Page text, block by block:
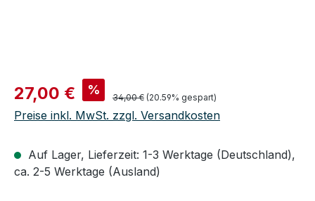
Verkaufspreis:
27,00 € % Regulärer Preis:
34,00 € (20.59% gespart)
Preise inkl. MwSt. zzgl. Versandkosten
Auf Lager, Lieferzeit: 1-3 Werktage (Deutschland),
ca. 2-5 Werktage (Ausland)